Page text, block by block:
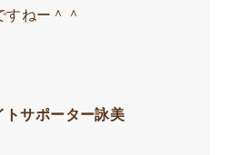
ねー＾＾
トサポーター詠美